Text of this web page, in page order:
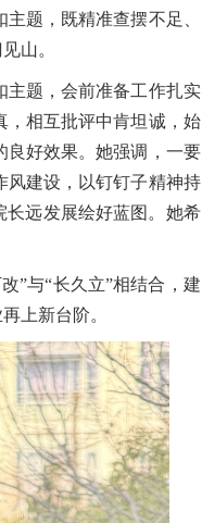
题，既精准查摆不足、
山。
题，会前准备工作扎实
，相互批评中肯坦诚，始
良好效果。她强调，一要
风建设，以钉钉子精神持
长远发展绘好蓝图。她希
”与“长久立”相结合，建
上新台阶。